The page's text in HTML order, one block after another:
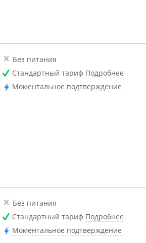
Без питания
Стандартный тариф Подробнее
Моментальное подтверждение
Без питания
Стандартный тариф Подробнее
Моментальное подтверждение